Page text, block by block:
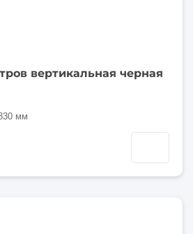
вертикальная черная
мм